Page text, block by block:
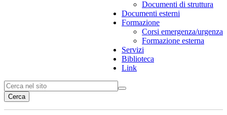
Documenti di struttura
Documenti esterni
Formazione
Corsi emergenza/urgenza
Formazione esterna
Servizi
Biblioteca
Link
Cerca